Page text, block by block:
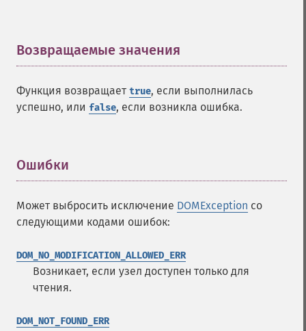
Возвращаемые значения
Функция возвращает true, если выполнилась
успешно, или false, если возникла ошибка.
Ошибки
Может выбросить исключение DOMException со
следующими кодами ошибок:
DOM_NO_MODIFICATION_ALLOWED_ERR
Возникает, если узел доступен только для
чтения.
DOM_NOT_FOUND_ERR